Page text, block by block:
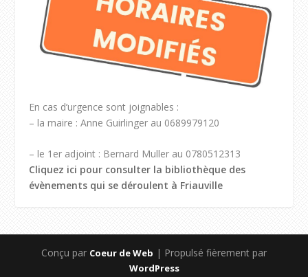
En cas d’urgence sont joignables :
– la maire : Anne Guirlinger au 0689979120
– le 1er adjoint : Bernard Muller au 0780512313
Cliquez ici pour consulter la bibliothèque des
évènements qui se déroulent à Friauville
Conçu par Coeur de Web | Propulsé fièrement par
WordPress